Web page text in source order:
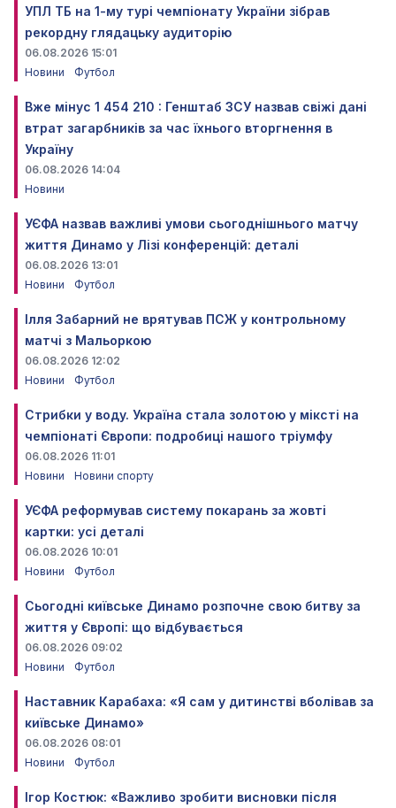
УПЛ ТБ на 1-му турі чемпіонату України зібрав
рекордну глядацьку аудиторію
06.08.2026 15:01
Новини
Футбол
Вже мінус 1 454 210 : Генштаб ЗСУ назвав свіжі дані
втрат загарбників за час їхнього вторгнення в
Україну
06.08.2026 14:04
Новини
УЄФА назвав важливі умови сьогоднішнього матчу
життя Динамо у Лізі конференцій: деталі
06.08.2026 13:01
Новини
Футбол
Ілля Забарний не врятував ПСЖ у контрольному
матчі з Мальоркою
06.08.2026 12:02
Новини
Футбол
Стрибки у воду. Україна стала золотою у міксті на
чемпіонаті Європи: подробиці нашого тріумфу
06.08.2026 11:01
Новини
Новини спорту
УЄФА реформував систему покарань за жовті
картки: усі деталі
06.08.2026 10:01
Новини
Футбол
Сьогодні київське Динамо розпочне свою битву за
життя у Європі: що відбувається
06.08.2026 09:02
Новини
Футбол
Наставник Карабаха: «Я сам у дитинстві вболівав за
київське Динамо»
06.08.2026 08:01
Новини
Футбол
Ігор Костюк: «Важливо зробити висновки після